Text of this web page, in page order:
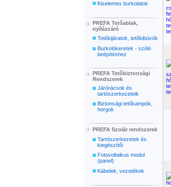
Kiselemes burkolatok
PREFA Tetőablak,
nyílászáró
Tetőkijáratok, tetőkibúvók
Burkolókeretek - szóló
beépítéshez
PREFA Tetőbiztonsági
Rendszerek
Járórácsok és
tartószerkezeteik
Biztonsági tetőkampók,
horgok
PREFA Szolár rendszerek
Tartószerkezetek és
kiegészítői
Fotovoltaikus modul
(panel)
Kábelek, vezetékek